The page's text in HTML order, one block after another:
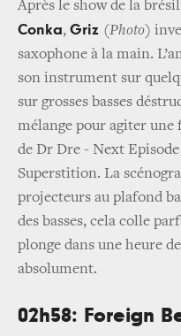
Après le show de la
Conka, Griz (Photo)
saxophone à la main.
son instrument sur
sur grosses basses
mélange pour agiter une
de Dr Dre - Next
Superstition. La
projecteurs au plafond
des basses, cela colle
plonge dans une heure
absolument.
02h58: Foreign